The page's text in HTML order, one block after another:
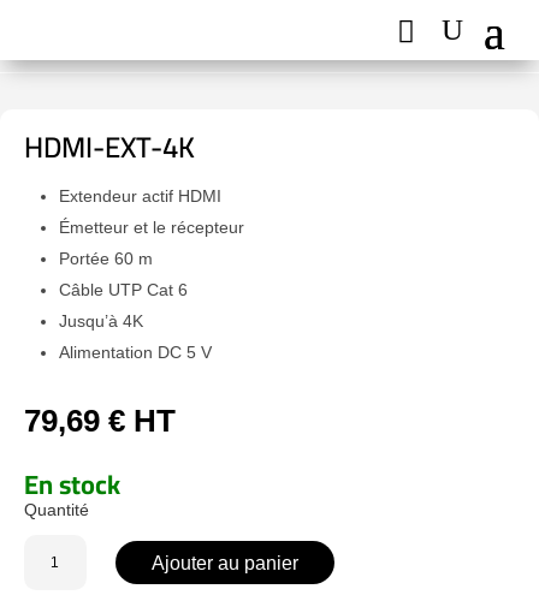
HDMI-EXT-4K
Extendeur actif HDMI
Émetteur et le récepteur
Portée 60 m
Câble UTP Cat 6
Jusqu’à 4K
Alimentation DC 5 V
79,69 € HT
En stock
Ajouter au panier